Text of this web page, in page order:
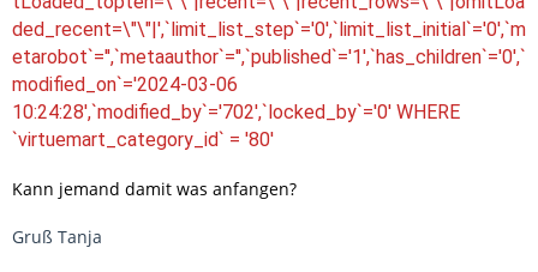
ded_recent=\"\"|',`limit_list_step`='0',`limit_list_initial`='0',`m
etarobot`='',`metaauthor`='',`published`='1',`has_children`='0',`
modified_on`='2024-03-06
10:24:28',`modified_by`='702',`locked_by`='0' WHERE
`virtuemart_category_id` = '80'
Kann jemand damit was anfangen?
Gruß Tanja